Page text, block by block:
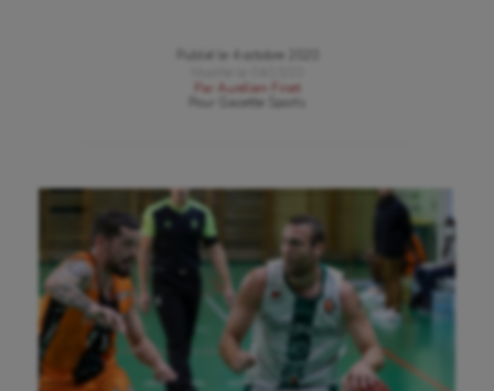
Publié le
4 octobre 2020
Par
Aurélien Finet
Gazette Sports